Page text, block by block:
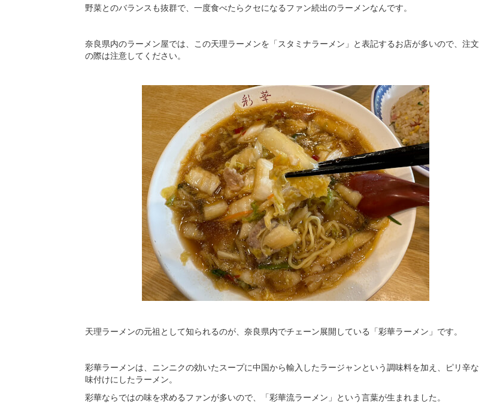
野菜とのバランスも抜群で、一度食べたらクセになるファン続出のラーメンなんです。
奈良県内のラーメン屋では、この天理ラーメンを「スタミナラーメン」と表記するお店が多いので、注文
の際は注意してください。
天理ラーメンの元祖として知られるのが、奈良県内でチェーン展開している「彩華ラーメン」です。
彩華ラーメンは、ニンニクの効いたスープに中国から輸入したラージャンという調味料を加え、ピリ辛な
味付けにしたラーメン。
彩華ならではの味を求めるファンが多いので、「彩華流ラーメン」という言葉が生まれました。